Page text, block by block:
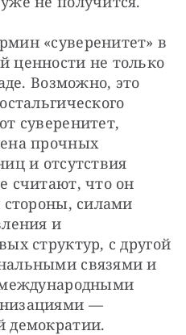
«суверенитет» в
ценности не только
Возможно, это
суверенитет,
прочных
и отсутствия
считают, что он
стороны, силами
и
структур, с другой
связями и
—
демократии.